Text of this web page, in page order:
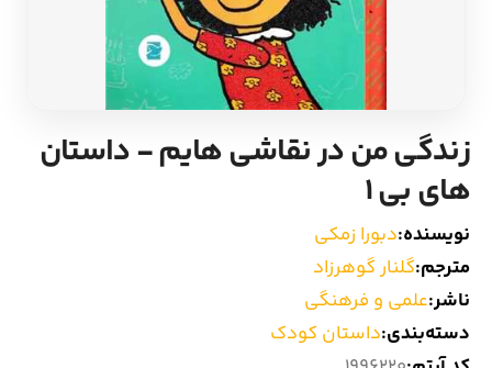
داستان کوتاه
شعر و متون کهن
ادبیات
زندگی من در نقاشی هایم - داستان
های بی 1
نویسنده:دبورا زمکی
مترجم:گلنار گوهرزاد
ناشر:علمی و فرهنگی
دسته‌بندی:داستان کودک